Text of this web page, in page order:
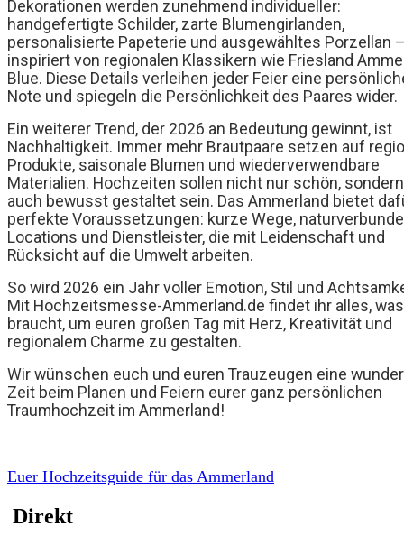
Dekorationen werden zunehmend individueller:
handgefertigte Schilder, zarte Blumengirlanden,
personalisierte Papeterie und ausgewähltes Porzellan
inspiriert von regionalen Klassikern wie Friesland
Blue. Diese Details verleihen jeder Feier eine
Note und spiegeln die Persönlichkeit des Paares wider.
Ein weiterer Trend, der 2026 an Bedeutung gewinnt, ist
Nachhaltigkeit. Immer mehr Brautpaare setzen auf
Produkte, saisonale Blumen und wiederverwendbare
Materialien. Hochzeiten sollen nicht nur schön, sondern
auch bewusst gestaltet sein. Das Ammerland bietet
perfekte Voraussetzungen: kurze Wege,
Locations und Dienstleister, die mit Leidenschaft und
Rücksicht auf die Umwelt arbeiten.
So wird 2026 ein Jahr voller Emotion, Stil und
Mit Hochzeitsmesse-Ammerland.de findet ihr alles,
braucht, um euren großen Tag mit Herz, Kreativität und
regionalem Charme zu gestalten.
Wir wünschen euch und euren Trauzeugen eine
Zeit beim Planen und Feiern eurer ganz persönlichen
Traumhochzeit im Ammerland!
Euer Hochzeitsguide für das Ammerland
Direkt